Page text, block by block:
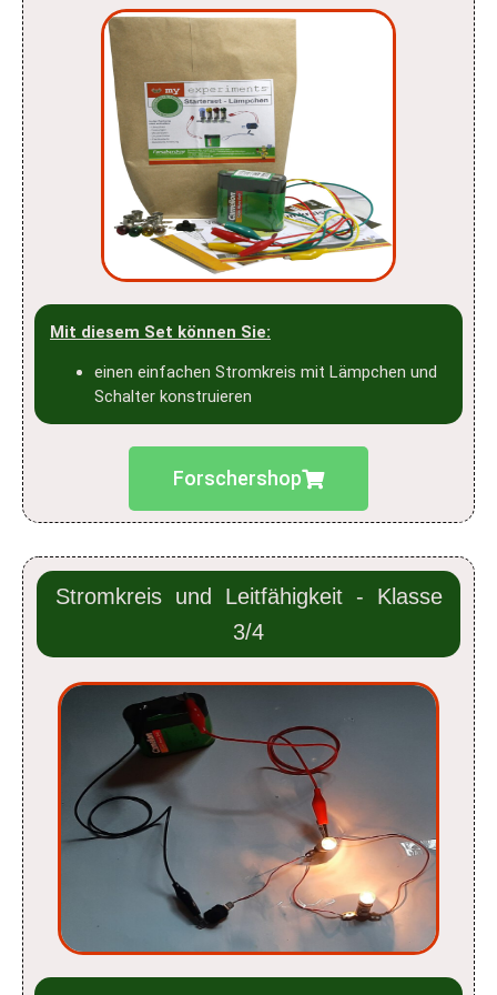
Mit diesem Set können Sie:
einen einfachen Stromkreis mit Lämpchen und
Schalter konstruieren
Forschershop
Stromkreis und Leitfähigkeit - Klasse
3/4